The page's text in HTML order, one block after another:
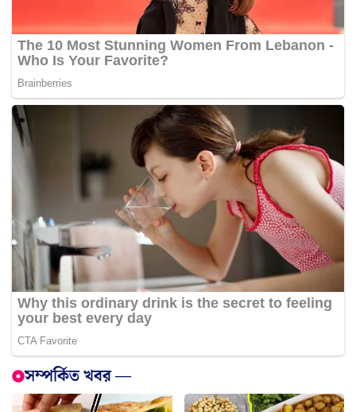
সম্পর্কিত খবর —